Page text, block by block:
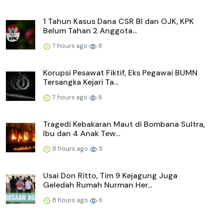
1 Tahun Kasus Dana CSR BI dan OJK, KPK
Belum Tahan 2 Anggota...
7 hours ago 8
Korupsi Pesawat Fiktif, Eks Pegawai BUMN
Tersangka Kejari Ta...
7 hours ago 6
Tragedi Kebakaran Maut di Bombana Sultra,
Ibu dan 4 Anak Tew...
8 hours ago 9
Usai Don Ritto, Tim 9 Kejagung Juga
Geledah Rumah Nurman Her...
8 hours ago 6